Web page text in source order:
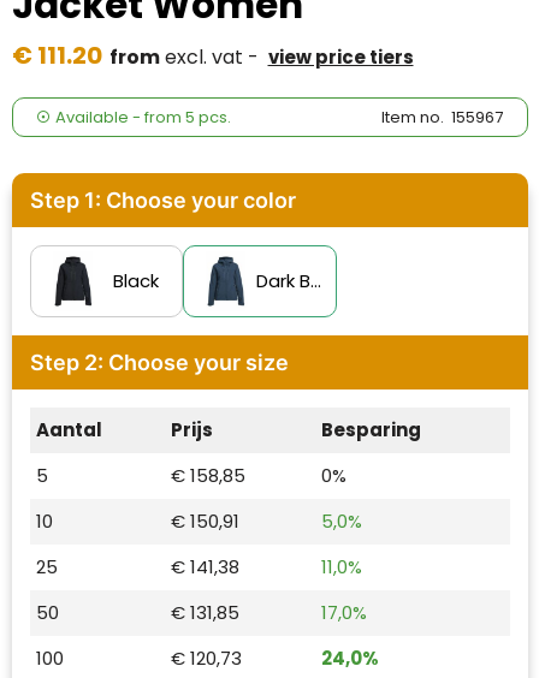
Fresh 'n Rebel
GolfOriginals
James Harvest
Kingcap
Mepal
Moleskine
MyKit
Waterman
€ 111.20 fromexcl. vat - view price tiers
Available - from 5 pcs. Item no. 155967
Step 1: Choose your color
Black Dark Blue
Step 2: Choose your size
Aantal Prijs
Besparing
5
€ 158,85
0%
10
€ 150,91
5,0%
25
€ 141,38
11,0%
50
€ 131,85
17,0%
100
€ 120,73
24,0%